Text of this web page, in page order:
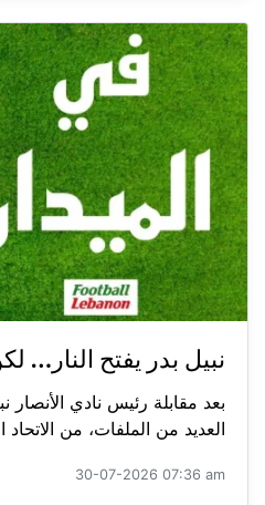
نبيل بدر يفتح النار…
بعد مقابلة رئيس نادي الأنصار
العديد من الملفات، من الاتحاد
30-07-2026 07:36 am